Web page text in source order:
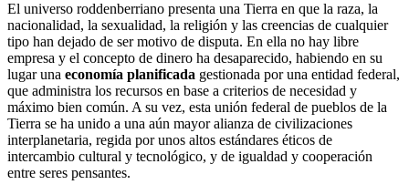
El universo roddenberriano presenta una Tierra en que la raza, la
nacionalidad, la sexualidad, la religión y las creencias de cualquier
tipo han dejado de ser motivo de disputa. En ella no hay libre
empresa y el concepto de dinero ha desaparecido, habiendo en su
lugar una economía planificada gestionada por una entidad federal,
que administra los recursos en base a criterios de necesidad y
máximo bien común. A su vez, esta unión federal de pueblos de la
Tierra se ha unido a una aún mayor alianza de civilizaciones
interplanetaria, regida por unos altos estándares éticos de
intercambio cultural y tecnológico, y de igualdad y cooperación
entre seres pensantes.